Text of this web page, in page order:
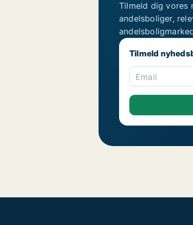
Tilmeld dig vores
andelsboliger,
Tilmeld
Email